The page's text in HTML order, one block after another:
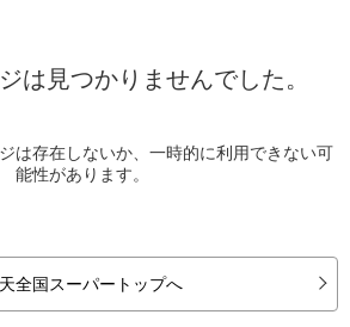
は見つかりませんでした。
は存在しないか、一時的に利用できない可
能性があります。
全国スーパートップへ